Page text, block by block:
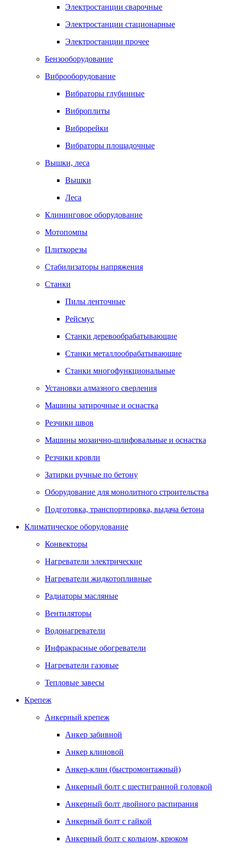
Электростанции сварочные
Электростанции стационарные
Электростанции прочее
Бензооборудование
Виброоборудование
Вибраторы глубинные
Виброплиты
Виброрейки
Вибраторы площадочные
Вышки, леса
Вышки
Леса
Клининговое оборудование
Мотопомпы
Плиткорезы
Стабилизаторы напряжения
Станки
Пилы ленточные
Рейсмус
Станки деревообрабатывающие
Станки металлообрабатывающие
Станки многофункциональные
Установки алмазного сверления
Машины затирочные и оснастка
Резчики швов
Машины мозаично-шлифовальные и оснастка
Резчики кровли
Затирки ручные по бетону
Оборудование для монолитного строительства
Подготовка, транспортировка, выдача бетона
Климатическое оборудование
Конвекторы
Нагреватели электрические
Нагреватели жидкотопливные
Радиаторы масляные
Вентиляторы
Водонагреватели
Инфракрасные обогреватели
Нагреватели газовые
Тепловые завесы
Крепеж
Анкерный крепеж
Анкер забивной
Анкер клиновой
Анкер-клин (быстромонтажный)
Анкерный болт с шестигранной головкой
Анкерный болт двойного распирания
Анкерный болт с гайкой
Анкерный болт с кольцом, крюком